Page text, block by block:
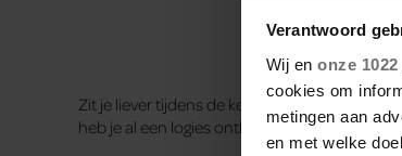
Verantwoord
Wij en onze
cookies om
metingen aan
en met welke
Zit je liever tijdens de kerstmarkt in het
heb je al een logies ontbijt arrangement voor